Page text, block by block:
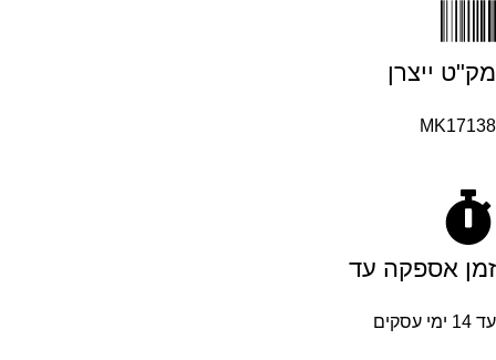
מק"ט ייצרן
MK17138
זמן אספקה עד
עד 14 ימי עסקים